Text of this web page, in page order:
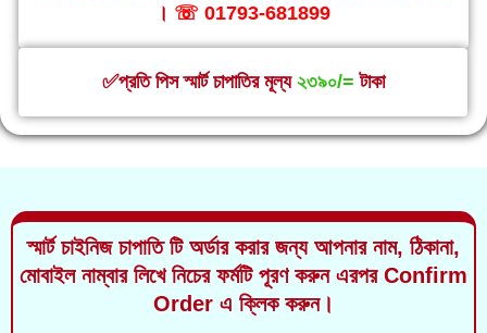
। ☏ 01793-681899
✅প্রতি পিস স্মার্ট চাপাতির মূল্য ২৩৯০/= টাকা
স্মার্ট চাইনিজ চাপাতি টি অর্ডার করার জন্য আপনার নাম, ঠিকানা,
মোবাইল নাম্বার লিখে নিচের ফর্মটি পূরণ করুন এরপর Confirm
Order এ ক্লিক করুন।